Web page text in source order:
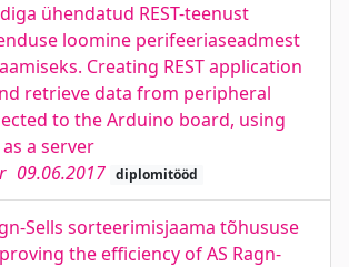
ühendatud REST-teenust
loomine perifeeriaseadmest
Creating REST application
retrieve data from peripheral
to the Arduino board, using
a server
09.06.2017 diplomitööd
Sells sorteerimisjaama tõhususe
the efficiency of AS Ragn-